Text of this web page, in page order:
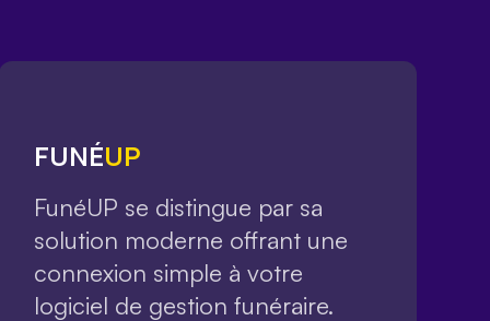
FUNÉUP
FunéUP se distingue par sa
solution moderne offrant une
connexion simple à votre
logiciel de gestion funéraire.